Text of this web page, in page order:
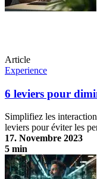
Article
Experience
6 leviers pour
Simplifiez les
leviers pour éviter les
17. Novembre 2023
5 min
6 leviers pour diminuer